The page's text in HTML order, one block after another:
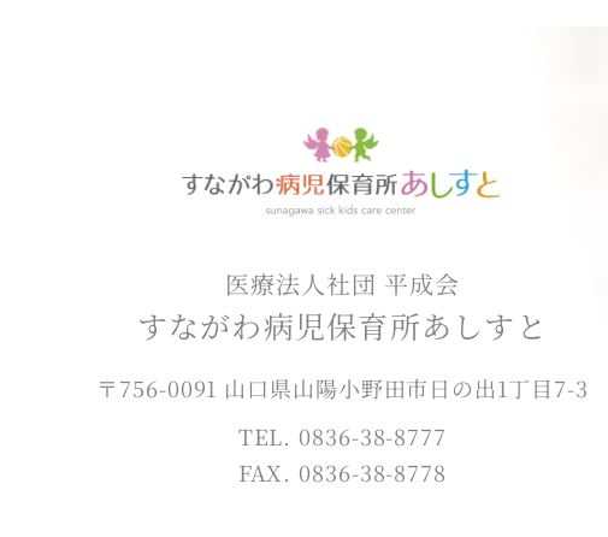
医療法人社団 平成会
すながわ病児保育所あしすと
〒756-0091 山口県山陽小野田市日の出1丁目7-3
TEL. 0836-38-8777
FAX. 0836-38-8778